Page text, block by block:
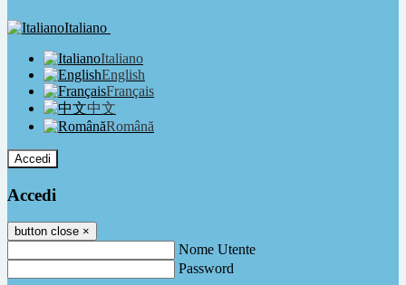
Italiano
Italiano
English
Français
中文
Română
Accedi
Accedi
button close ×
Nome Utente
Password